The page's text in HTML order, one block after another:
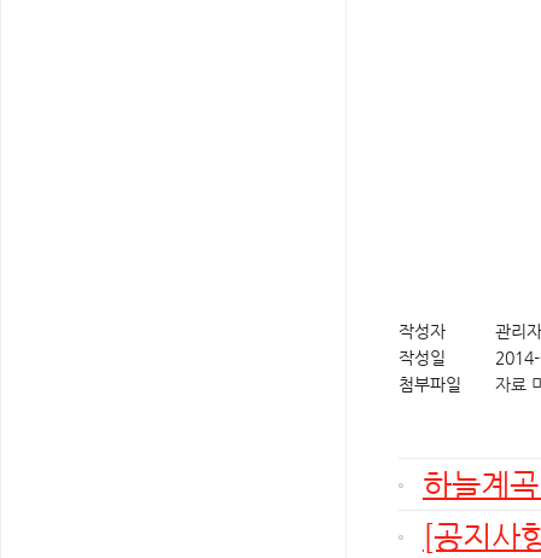
작성자
관리자
작성일
첨부파일
자료
하늘계
[공지사